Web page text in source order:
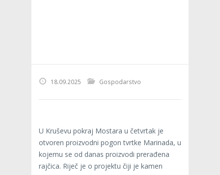
18.09.2025 Gospodarstvo
U Kruševu pokraj Mostara u četvrtak je
otvoren proizvodni pogon tvrtke Marinada, u
kojemu se od danas proizvodi prerađena
rajčica. Riječ je o projektu čiji je kamen